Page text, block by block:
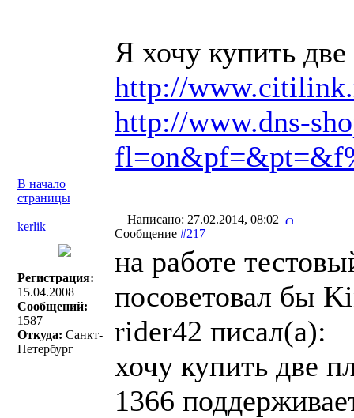
Я хочу купить
http://
http://www.dns-
В начало
страницы
kerlik
Написано: 27.02.2014, 08:02
Сообщение #217
Регистрация:
15.04.2008
Сообщений:
1587
Откуда: Санкт-
Петербург
на работе
посоветовал бы
rider42 писал(a):
хочу купить две
1366